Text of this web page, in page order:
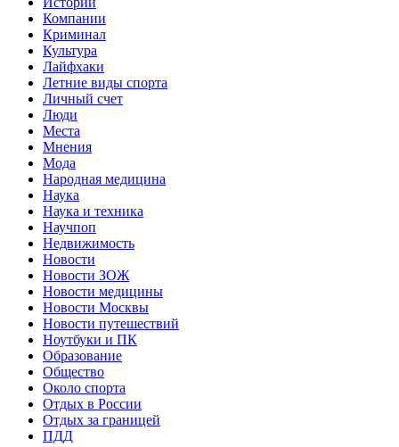
Компании
Криминал
Культура
Лайфхаки
Летние виды спорта
Личный счет
Люди
Места
Мнения
Мода
Народная медицина
Наука
Наука и техника
Научпоп
Недвижимость
Новости
Новости ЗОЖ
Новости медицины
Новости Москвы
Новости путешествий
Ноутбуки и ПК
Образование
Общество
Около спорта
Отдых в России
Отдых за границей
ПДД